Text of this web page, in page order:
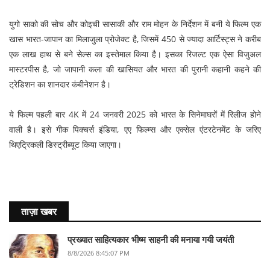
युगो साको की सोच और कोइची सासाकी और राम मोहन के निर्देशन में बनी ये फिल्म एक
खास भारत-जापान का मिलाजुला प्रोजेक्ट है, जिसमें 450 से ज्यादा आर्टिस्ट्स ने करीब
एक लाख हाथ से बने सेल्स का इस्तेमाल किया है। इसका रिजल्ट एक ऐसा विजुअल
मास्टरपीस है, जो जापानी कला की खासियत और भारत की पुरानी कहानी कहने की
ट्रेडिशन का शानदार कंबीनेशन है।
ये फिल्म पहली बार 4K में 24 जनवरी 2025 को भारत के सिनेमाघरों में रिलीज होने
वाली है। इसे गीक पिक्चर्स इंडिया, एए फिल्म्स और एक्सेल एंटरटेनमेंट के जरिए
थिएट्रिकली डिस्ट्रीब्यूट किया जाएगा।
ताज़ा खबर
प्रख्यात साहित्यकार भीष्म साहनी की मनाया गयी जयंती
8/8/2026 8:45:07 PM